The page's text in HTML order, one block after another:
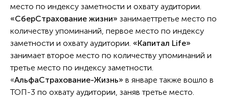
место по индексу заметности и охвату аудитории.
«СберСтрахование жизни» занимаеттретье место по
количеству упоминаний, первое место по индексу
заметности и охвату аудитории. «Капитал Life»
занимает второе место по количеству упоминаний и
третье место по индексу заметности.
«АльфаСтрахование-Жизнь» в январе также вошло в
ТОП-3 по охвату аудитории, заняв третье место.